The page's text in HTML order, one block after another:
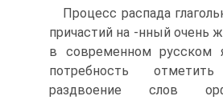
Процесс распада
причастий на -нный очень
в современном русском
потребность
раздвоение слов